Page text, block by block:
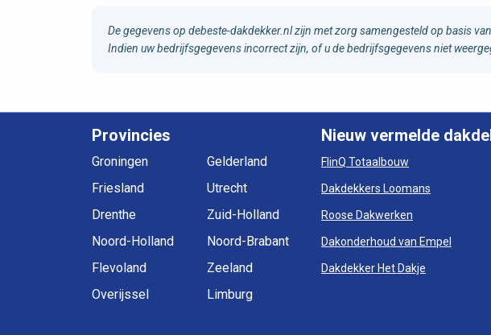
De gegevens op debeste-dakdekker.nl zijn met zorg samengesteld op basis
Indien uw bedrijfsgegevens incorrect zijn, of u de bedrijfsgegevens niet
Provincies
Groningen
Friesland
Drenthe
Noord-Holland
Flevoland
Overijssel
Gelderland
Utrecht
Zuid-Holland
Noord-Brabant
Zeeland
Limburg
Nieuw vermelde
FlinQ Totaalbouw
Dakdekkers Loomans
Roose Dakwerken
Dakonderhoud van Empel
Dakdekker Het Dakje